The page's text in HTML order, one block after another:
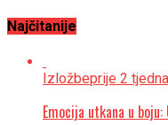
Najčitanije
Izložbeprije 2 tjedna
Emocija utkana u